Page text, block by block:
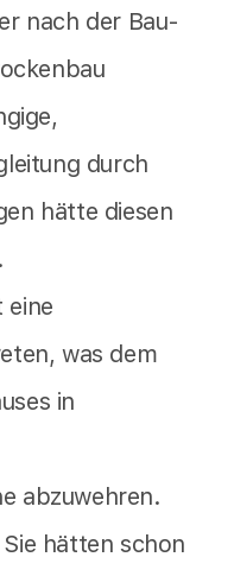
nach der Bau-
durch
hätte diesen
eine
was dem
in
abzuwehren.
Sie hätten schon